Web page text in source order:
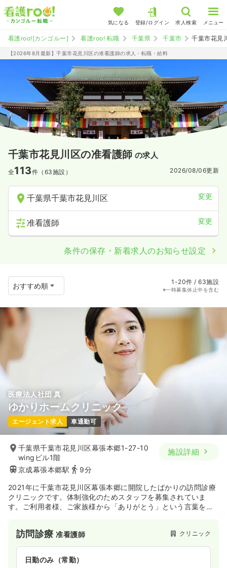
気になる 登録/ログイン 求人検索 メニュー
看護roo![カンゴルー] 看護roo! 転職 千葉県 千葉市 千葉市花見
【2026年8月最新】千葉市花見川区の准看護師の求人・転職・給料
千葉市花見川区の准看護師 の求人
全113件（63施設） 2026/08/06更新
千葉県千葉市花見川区 変更
准看護師 変更
条件の保存・新着求人のお知らせ設定
1-20件 / 63施設
※一時募集休止中を含む
医療法人社団 真
ゆかりホームクリニック
エージェント求人 車通勤可
千葉県千葉市花見川区幕張本郷1-27-10
wingビル1階
京成幕張本郷駅
9分
施設詳細
2021年に千葉市花見川区幕張本郷に開院したばかりの訪問診療
クリニックです。体制強化のためスタッフを募集されていま
す。ご利用者様、ご家族様から「ありがとう」という言葉を直
る事ができるようになるまで、スタッフが責任を持って研修を
してくださるので安心して業務に臨め無ことが可能です。
訪問診療准看護師 クリニック
日勤のみ（常勤）